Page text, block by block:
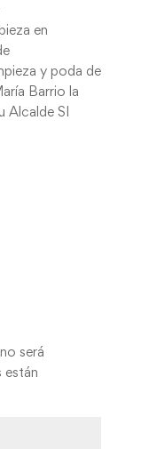
en
y poda de
Barrio la
Alcalde SI
será
están